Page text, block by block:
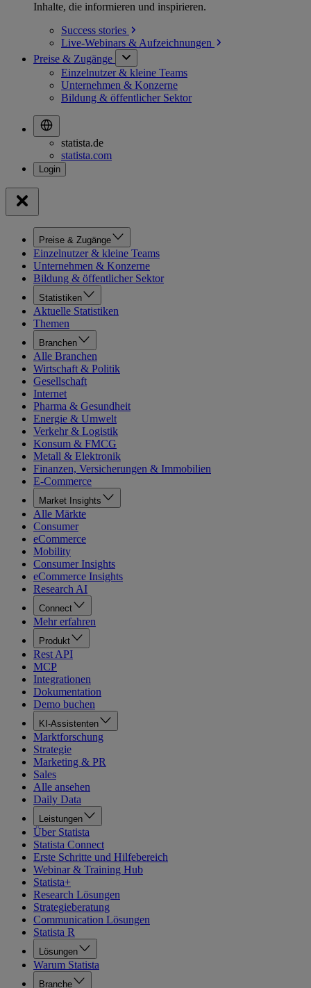
Inhalte, die informieren und inspirieren.
Success stories
Live-Webinars & Aufzeichnungen
Preise & Zugänge
Einzelnutzer & kleine Teams
Unternehmen & Konzerne
Bildung & öffentlicher Sektor
statista.de
statista.com
Preise & Zugänge
Einzelnutzer & kleine Teams
Unternehmen & Konzerne
Bildung & öffentlicher Sektor
Statistiken
Aktuelle Statistiken
Themen
Branchen
Alle Branchen
Wirtschaft & Politik
Gesellschaft
Internet
Pharma & Gesundheit
Energie & Umwelt
Verkehr & Logistik
Konsum & FMCG
Metall & Elektronik
Finanzen, Versicherungen & Immobilien
E-Commerce
Market Insights
Alle Märkte
Consumer
eCommerce
Mobility
Consumer Insights
eCommerce Insights
Research AI
Connect
Mehr erfahren
Produkt
Rest API
MCP
Integrationen
Dokumentation
Demo buchen
KI-Assistenten
Marktforschung
Strategie
Marketing & PR
Sales
Alle ansehen
Daily Data
Leistungen
Über Statista
Statista Connect
Erste Schritte und Hilfebereich
Webinar & Training Hub
Statista+
Research Lösungen
Strategieberatung
Communication Lösungen
Statista R
Lösungen
Warum Statista
Branche